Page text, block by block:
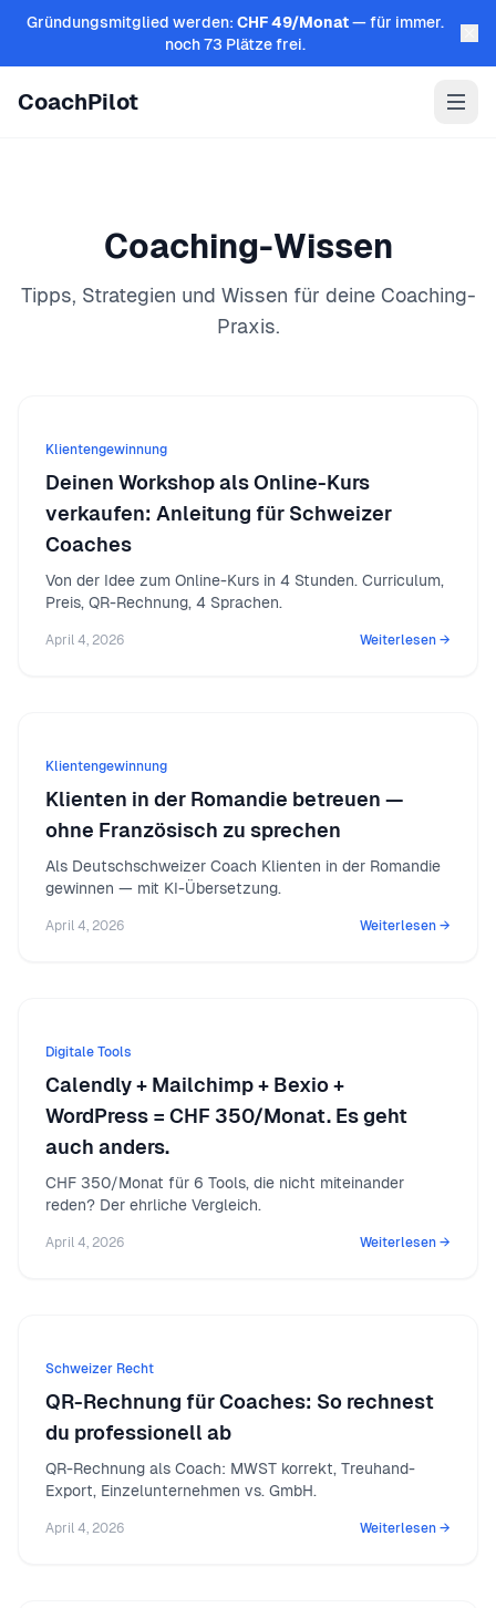
Zum Inhalt springen
Gründungsmitglied werden: CHF 49/Monat— für immer.
noch 73 Plätze frei.
CoachPilot
Coaching-Wissen
Tipps, Strategien und Wissen für deine Coaching-
Praxis.
Klientengewinnung
Deinen Workshop als Online-Kurs
verkaufen: Anleitung für Schweizer
Coaches
Von der Idee zum Online-Kurs in 4 Stunden. Curriculum,
Preis, QR-Rechnung, 4 Sprachen.
April 4, 2026 Weiterlesen →
Klientengewinnung
Klienten in der Romandie betreuen —
ohne Französisch zu sprechen
Als Deutschschweizer Coach Klienten in der Romandie
gewinnen — mit KI-Übersetzung.
April 4, 2026 Weiterlesen →
Digitale Tools
Calendly + Mailchimp + Bexio +
WordPress = CHF 350/Monat. Es geht
auch anders.
CHF 350/Monat für 6 Tools, die nicht miteinander
reden? Der ehrliche Vergleich.
April 4, 2026 Weiterlesen →
Schweizer Recht
QR-Rechnung für Coaches: So rechnest
du professionell ab
QR-Rechnung als Coach: MWST korrekt, Treuhand-
Export, Einzelunternehmen vs. GmbH.
April 4, 2026 Weiterlesen →